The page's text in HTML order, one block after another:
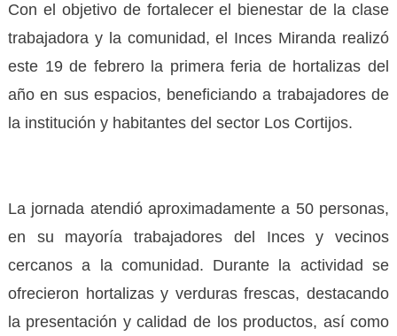
Con el objetivo de fortalecer el bienestar de la clase
trabajadora y la comunidad, el Inces Miranda realizó
este 19 de febrero la primera feria de hortalizas del
año en sus espacios, beneficiando a trabajadores de
la institución y habitantes del sector Los Cortijos.
La jornada atendió aproximadamente a 50 personas,
en su mayoría trabajadores del Inces y vecinos
cercanos a la comunidad. Durante la actividad se
ofrecieron hortalizas y verduras frescas, destacando
la presentación y calidad de los productos, así como